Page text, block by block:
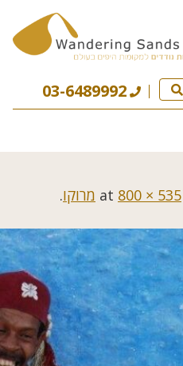
03-6489992
800 × 535 מרוקו.